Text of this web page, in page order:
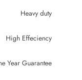
Heavy duty
High Effeciency
Year Guarantee